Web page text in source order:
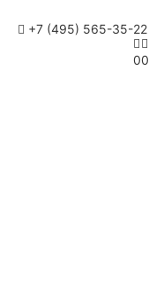
+7 (495) 565-35-22
00